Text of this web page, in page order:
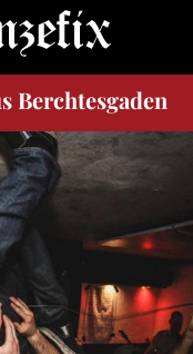
Berchtesgaden